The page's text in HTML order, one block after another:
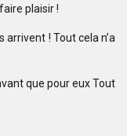
plaisir !
arrivent ! Tout cela n’a
que pour euxTout